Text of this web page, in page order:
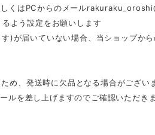
くはPCからのメール
るよう設定をお願いします
)が届いていない場合、当ショップか
め、発送時に欠品となる場合がござい
を差し上げますのでご確認いただき